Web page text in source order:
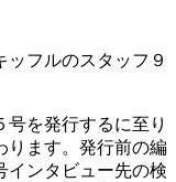
フルのスタッフ９
を発行するに至り
ります。発行前の編
インタビュー先の検